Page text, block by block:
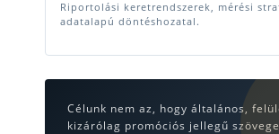
Riportolási keretrendszerek, mérési
adatalapú döntéshozatal.
Célunk nem az, hogy általános,
kizárólag promóciós jellegű